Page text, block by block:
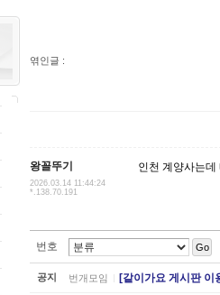
엮인글 :
왕꼴뚜기
2026.03.14 11:44:24
*.138.70.191
인천 계양사는
번호 Go
공지 번개모임 [같이가요 게시판 이